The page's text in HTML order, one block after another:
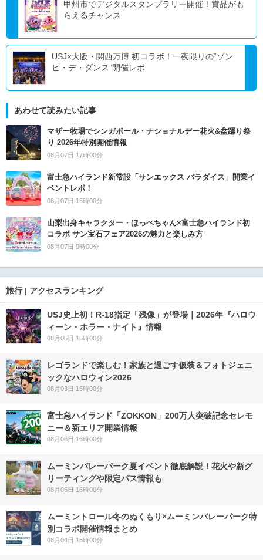
甲州市でデジタルスタンプラリー開催！賞品がも
らえるチャンス
USJ×大阪・関西万博 初コラボ！一夜限りの“ゾン
ビ・デ・ダンス”開催レポ
あわせて読みたい記事
マザー牧場でシンガポール・ナショナルデー花火&盆踊り祭
り 2026年特別開催情報
08月07日 17時00分
富士急ハイランド新常設「サンエックス パラダイス」開業イ
ベントレポ！
08月07日 15時00分
山梨出身キャラクター・ほっぺちゃん×富士急ハイランド初
コラボ サン宝石フェア2026の魅力と楽しみ方
08月07日 9時00分
旅行 | アクセスランキング
USJ史上初！R-18指定「残像」が登場｜2026年『ハロウ
ィーン・ホラー・ナイト』情報
08月05日 15時00分
レゴランドで楽しむ！家族と過ごす仮装＆フォトジェニ
ックなハロウィン2026
08月03日 15時00分
富士急ハイランド「ZOKKON」200万人突破記念セレモ
ニー＆新エリア開業情報
08月06日 16時00分
ムーミンバレーパーク夏イベント徹底解説！花火や新グ
リーティングや限定パス情報も
08月06日 16時00分
ムーミントロール冬のぬくもり×ムーミンバレーパーク特
別コラボ開催情報まとめ
08月04日 15時00分